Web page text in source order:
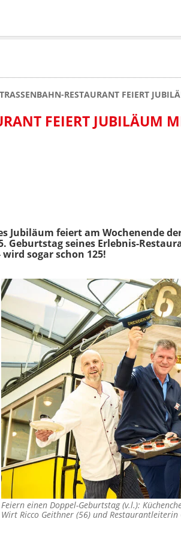
RESTAURANT FEIERT
FEIERT JUBILÄUM
Jubiläum feiert am Wochenende
Geburtstag seines Erlebnis-
sogar schon 125!
Feiern einen Doppel-Geburtstag (v.l.):
Wirt Ricco Geithner (56) und